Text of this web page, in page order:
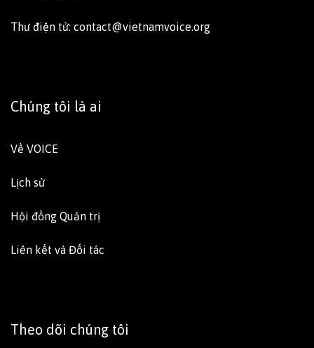
Thư điện tử: contact@vietnamvoice.org
Chúng tôi là ai
Về VOICE
Lịch sử
Hội đồng Quản trị
Liên kết và Đối tác
Theo dõi chúng tôi